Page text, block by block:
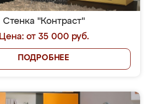
Стенка "Контраст"
Цена: от 35 000 руб.
ПОДРОБНЕЕ